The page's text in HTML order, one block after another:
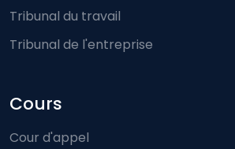
Tribunal du travail
Tribunal de l'entreprise
Cours
Cour d'appel